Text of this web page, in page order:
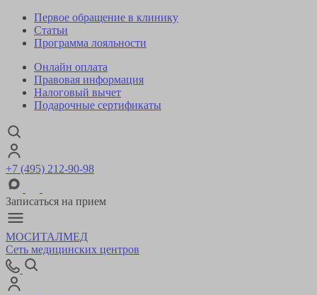
Первое обращение в клинику
Статьи
Программа лояльности
Онлайн оплата
Правовая информация
Налоговый вычет
Подарочные сертификаты
+7 (495) 212-90-98
Записаться на прием
МОСИТАЛМЕД
Сеть медицинских центров